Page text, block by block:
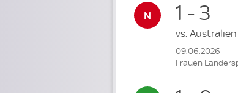
1 - 3
vs.
09.06.2026
Frauen